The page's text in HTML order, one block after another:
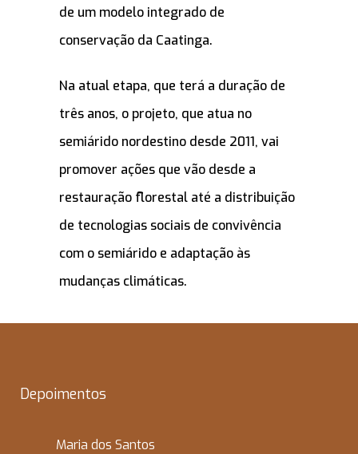
de um modelo integrado de
conservação da Caatinga.
Na atual etapa, que terá a duração de
três anos, o projeto, que atua no
semiárido nordestino desde 2011, vai
promover ações que vão desde a
restauração florestal até a distribuição
de tecnologias sociais de convivência
com o semiárido e adaptação às
mudanças climáticas.
Depoimentos
Maria dos Santos